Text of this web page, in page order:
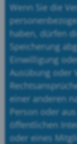
Wenn Sie die
haben, dürfen
Speicherung
Einwilligung
Ausübung oder
einer anderen
Person oder
öffentlichen
oder eines